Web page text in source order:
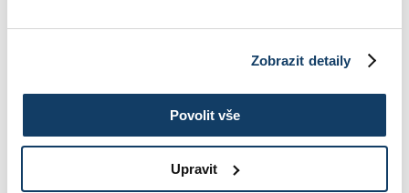
Zobrazit detaily
Povolit vše
Upravit